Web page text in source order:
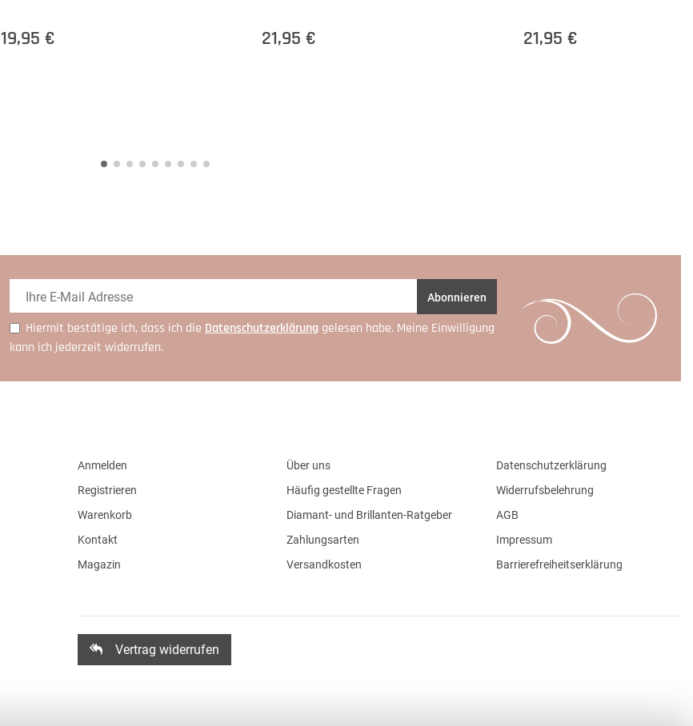
19,95 € 21,95 € 21,95 €
Abonnieren
Hiermit bestätige ich, dass ich die Daten­schutz­erklärung gelesen habe. Meine Einwilligung
kann ich jederzeit widerrufen.
Anmelden
Registrieren
Warenkorb
Kontakt
Magazin
Über uns
Häufig gestellte Fragen
Diamant- und Brillanten-Ratgeber
Zahlungsarten
Versandkosten
Datenschutzerklärung
Widerrufsbelehrung
AGB
Impressum
Barrierefreiheitserklärung
Vertrag widerrufen